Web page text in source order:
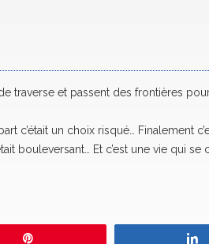
traverse et passent des frontières
c’était un choix risqué… Finalement
bouleversant… Et c’est une vie qui se